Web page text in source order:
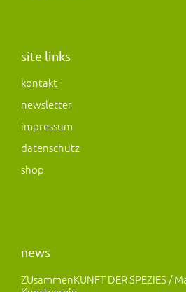
a
r
a
m
b
o
k
site links
kontakt
newsletter
impressum
datenschutz
shop
news
ZUsammenKUNFT DER SPEZIES /